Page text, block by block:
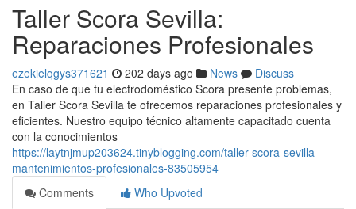
Taller Scora Sevilla:
Reparaciones Profesionales
ezekielqgys371621 202 days ago News
Discuss
En caso de que tu electrodoméstico Scora presente problemas,
en Taller Scora Sevilla te ofrecemos reparaciones profesionales y
eficientes. Nuestro equipo técnico altamente capacitado cuenta
con la conocimientos
https://laytnjmup203624.tinyblogging.com/taller-scora-sevilla-
mantenimientos-profesionales-83505954
Comments
Who Upvoted